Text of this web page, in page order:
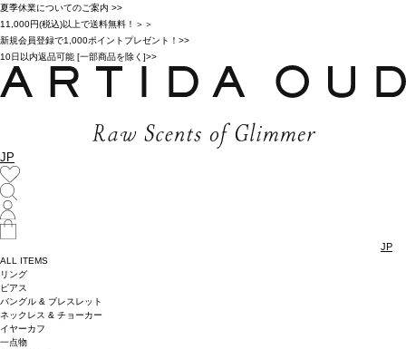
夏季休業についてのご案内 >>
11,000円(税込)以上で送料無料！＞＞
新規会員登録で1,000ポイントプレゼント！>>
10日以内返品可能 [一部商品を除く]>>
JP
JP
ALL ITEMS
リング
ピアス
バングル & ブレスレット
ネックレス & チョーカー
イヤーカフ
一点物